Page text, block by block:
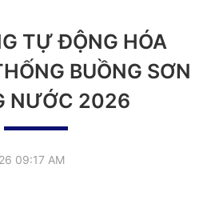
TỰ ĐỘNG HÓA
BUỒNG SƠN
NƯỚC 2026
09:17 AM